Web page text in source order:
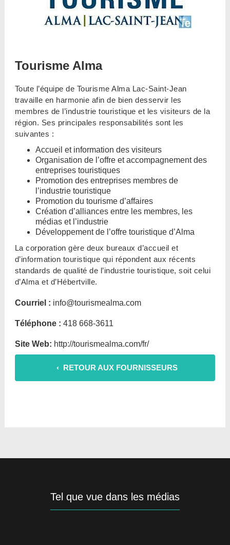
Tourisme Alma
Toute l’équipe de Tourisme Alma Lac-Saint-Jean
travaille en harmonie afin de bien desservir les
membres de l’industrie touristique et les visiteurs de la
région. Ses principales responsabilités sont les
suivantes :
Accueil et information des visiteurs
Organisation de l’offre et accompagnement des
entreprises touristiques
Promotion des entreprises membres de
l’industrie touristique
Promotion du tourisme d’affaires
Création d’alliances entre les membres, les
médias et l’industrie
Développement de l’offre touristique d’Alma
La corporation gère deux bureaux d’accueil et
d’information touristique qui répondent aux récents
standards de qualité de l’industrie touristique, soit celui
d’Alma et d’Hébertville.
Courriel : info@tourismealma.com
Téléphone : 418 668-3611
Site Web: http://tourismealma.com/fr/
‹ RETOUR AUX FOURNISSEURS
Tel que vue dans les médias